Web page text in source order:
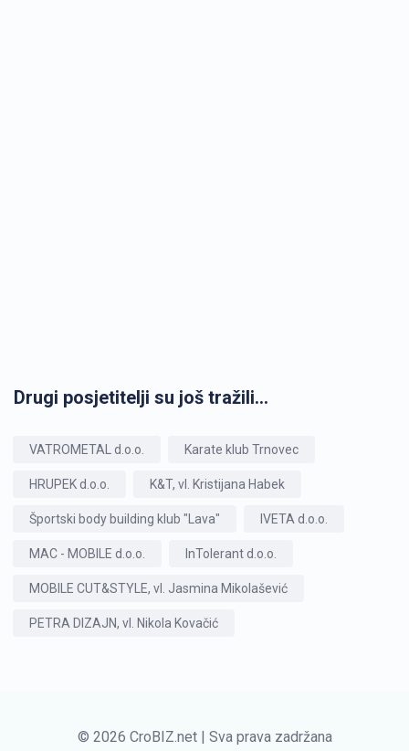
Drugi posjetitelji su još tražili...
VATROMETAL d.o.o. Karate klub Trnovec
HRUPEK d.o.o. K&T, vl. Kristijana Habek
Športski body building klub "Lava" IVETA d.o.o.
MAC - MOBILE d.o.o. InTolerant d.o.o.
MOBILE CUT&STYLE, vl. Jasmina Mikolašević
PETRA DIZAJN, vl. Nikola Kovačić
© 2026 CroBIZ.net | Sva prava zadržana